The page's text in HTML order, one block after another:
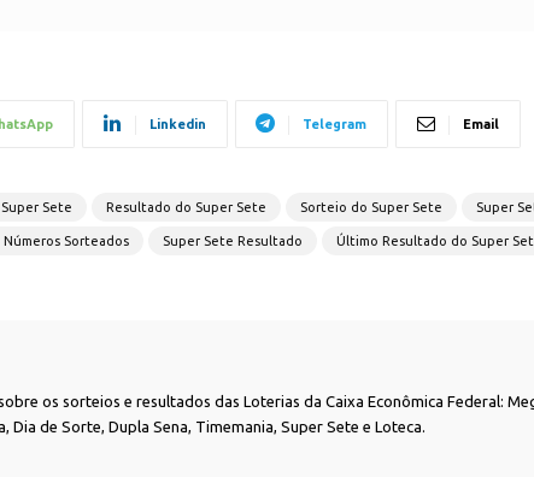
Linkedin Telegram Email
Sete Resultado do Super Sete Sorteio do Super Sete Super
Números Sorteados Super Sete Resultado Último Resultado do Super
os sorteios e resultados das Loterias da Caixa Econômica Federal:
Dia de Sorte, Dupla Sena, Timemania, Super Sete e Loteca.